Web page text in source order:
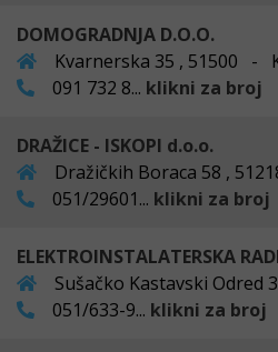
DOMOGRADNJA D.O.O.
Kvarnerska 35 , 51500 -
091 732 8... klikni za broj
DRAŽICE - ISKOPI d.o.o.
Dražičkih Boraca 58 ,
051/29601... klikni za broj
ELEKTROINSTALATERSKA
Sušačko Kastavski
051/633-9... klikni za broj